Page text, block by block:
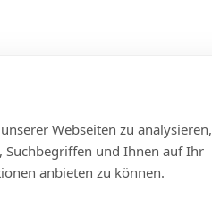
Webseiten zu analysieren,
Suchbegriffen und Ihnen auf Ihr
anbieten zu können.